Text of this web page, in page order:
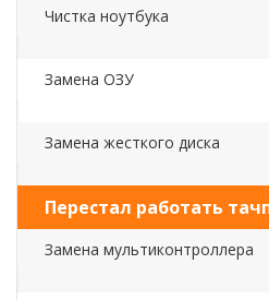
Чистка ноутбука
Замена ОЗУ
Замена жесткого диска
Перестал работать
Замена мультиконтроллера